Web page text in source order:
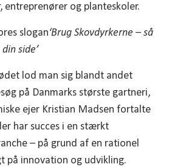
og planteskoler.
slogan‘Brug Skovdyrkerne – så
side’
lod man sig blandt andet
på Danmarks største gartneri,
ejer Kristian Madsen fortalte
har succes i en stærkt
– på grund af en rationel
innovation og udvikling.